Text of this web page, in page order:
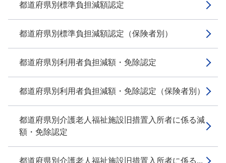
都道府県別標準負担減額認定
都道府県別標準負担減額認定（保険者別）
都道府県別利用者負担減額・免除認定
都道府県別利用者負担減額・免除認定（保険者別）
都道府県別介護老人福祉施設旧措置入所者に係る減
額・免除認定
都道府県別介護老人福祉施設旧措置入所者に係る...